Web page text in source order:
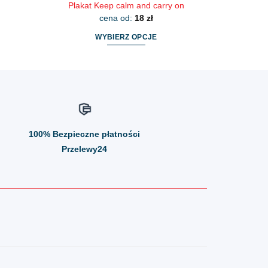
Plakat Keep calm and carry on
cena od: 18 zł
WYBIERZ OPCJE
można
produktu
100% Bezpieczne płatności
Przelewy24